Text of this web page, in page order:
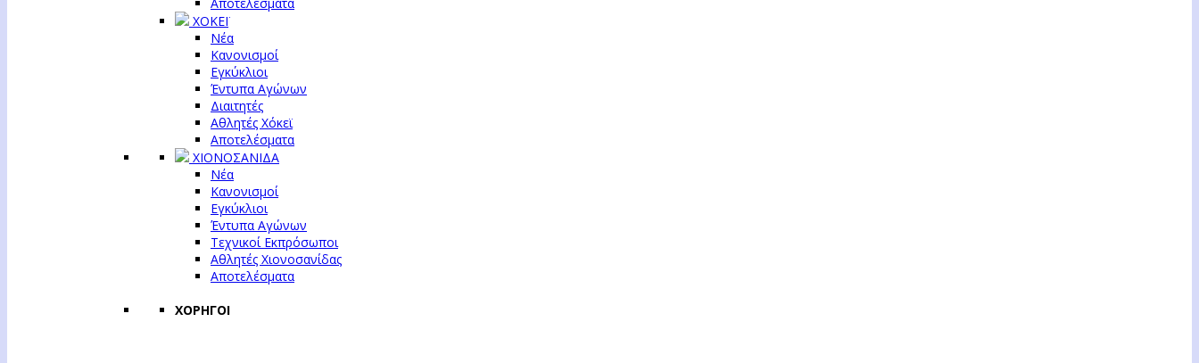
Αποτελέσματα
ΧΟΚΕΪ
Νέα
Κανονισμοί
Εγκύκλιοι
Έντυπα Αγώνων
Διαιτητές
Αθλητές Χόκεϊ
Αποτελέσματα
ΧΙΟΝΟΣΑΝΙΔΑ
Νέα
Κανονισμοί
Εγκύκλιοι
Έντυπα Αγώνων
Τεχνικοί Εκπρόσωποι
Αθλητές Χιονοσανίδας
Αποτελέσματα
ΧΟΡΗΓΟΙ